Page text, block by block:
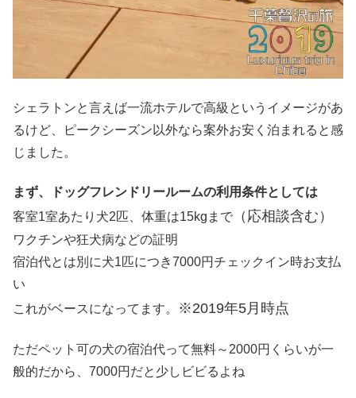
シェラトンと言えば一流ホテルで高級というイメージがあ
るけど、ピークシーズン以外なら案外お安く泊まれると感
じました。
まず、ドッグフレンドリールームの利用条件としては
客室1室あたり犬2匹、体重は15kgまで （応相談含む）
ワクチンや狂犬病などの証明
宿泊代とは別に犬1匹につき7000円チェックイン時お支払
い
これがベースになってます。
※2019年5月時点
ただペット可の犬の宿泊代って無料～2000円くらいが一
般的だから、7000円だと少しビビるよね